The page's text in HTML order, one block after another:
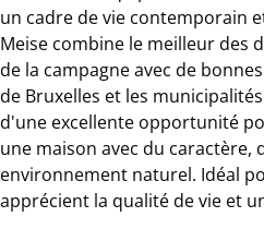
un cadre de vie contemporain
Meise combine le meilleur des
de la campagne avec de
de Bruxelles et les
d'une excellente opportunité
une maison avec du caractère,
environnement naturel. Idéal
apprécient la qualité de vie et